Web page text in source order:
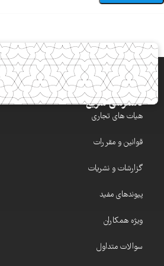
دسترسی سریع
هیات های تجاری
قوانین و مقررات
گزارشات و نشریات
پیوندهای مفید
ویژه همکاران
سوالات متداول